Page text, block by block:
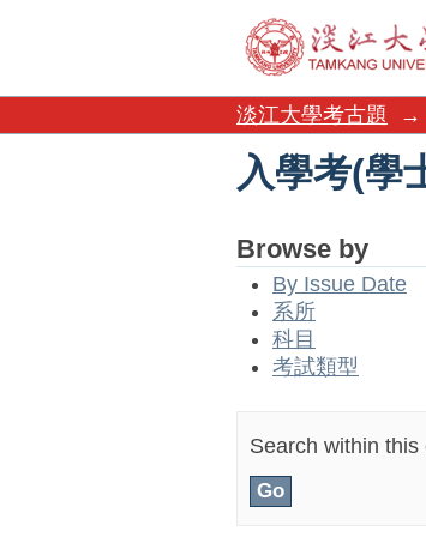
入學考(學
淡江大學考古題
→
入學考(學
Browse by
By Issue Date
系所
科目
考試類型
Search within